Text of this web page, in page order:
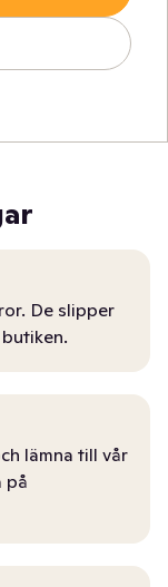
De slipper
lämna till vår
på